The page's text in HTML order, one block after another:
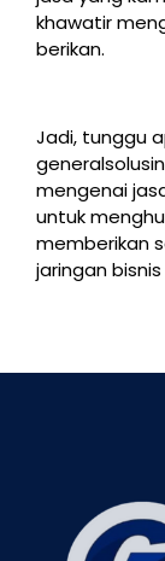
khawatir
berikan.
Jadi, tunggu
mengenai
untuk
memberikan
jaringan bisnis